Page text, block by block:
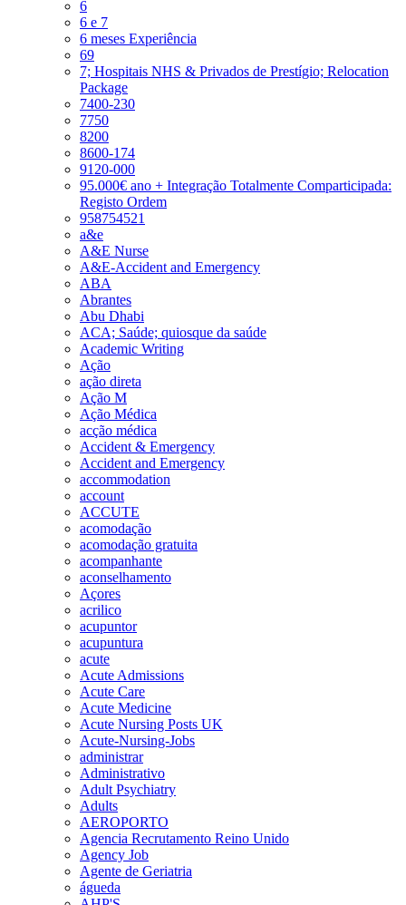
6
6 e 7
6 meses Experiência
69
7; Hospitais NHS & Privados de Prestígio; Relocation
Package
7400-230
7750
8200
8600-174
9120-000
95.000€ ano + Integração Totalmente Comparticipada:
Registo Ordem
958754521
a&e
A&E Nurse
A&E-Accident and Emergency
ABA
Abrantes
Abu Dhabi
ACA; Saúde; quiosque da saúde
Academic Writing
Ação
ação direta
Ação M
Ação Médica
acção médica
Accident & Emergency
Accident and Emergency
accommodation
account
ACCUTE
acomodação
acomodação gratuita
acompanhante
aconselhamento
Açores
acrilico
acupuntor
acupuntura
acute
Acute Admissions
Acute Care
Acute Medicine
Acute Nursing Posts UK
Acute-Nursing-Jobs
administrar
Administrativo
Adult Psychiatry
Adults
AEROPORTO
Agencia Recrutamento Reino Unido
Agency Job
Agente de Geriatria
águeda